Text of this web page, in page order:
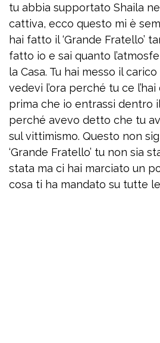
tu abbia supportato Shaila
cattiva, ecco questo mi è
hai fatto il ‘Grande Fratello’
fatto io e sai quanto
la Casa. Tu hai messo il
vedevi l’ora perché tu ce
prima che io entrassi dentro il
perché avevo detto che tu
sul vittimismo. Questo non
‘Grande Fratello’ tu non sia
stata ma ci hai marciato un
cosa ti ha mandato su tutte le